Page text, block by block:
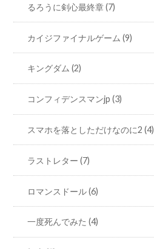
るろうに剣心最終章(7)
カイジファイナルゲーム(9)
キングダム(2)
コンフィデンスマンjp(3)
スマホを落としただけなのに2(4)
ラストレター(7)
ロマンスドール(6)
一度死んでみた(4)